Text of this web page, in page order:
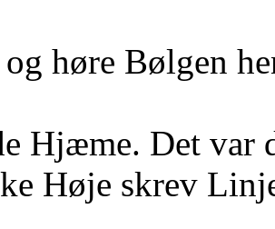
høre Bølgen
Hjæme. Det var
Høje skrev